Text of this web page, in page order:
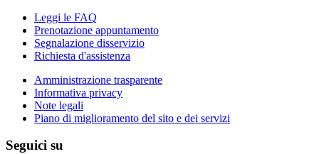
Leggi le FAQ
Prenotazione appuntamento
Segnalazione disservizio
Richiesta d'assistenza
Amministrazione trasparente
Informativa privacy
Note legali
Piano di miglioramento del sito e dei servizi
Seguici su